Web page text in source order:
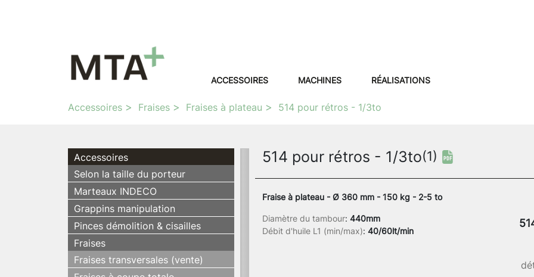
ACCESSOIRES MACHINES RÉALISATIONS
Accessoires Fraises Fraises à plateau 514 pour rétros - 1/3to
Accessoires
Selon la taille du porteur
Marteaux INDECO
Grappins manipulation
Pinces démolition & cisailles
Fraises
Fraises transversales (vente)
514 pour rétros - 1/3to(1)
Fraise à plateau - Ø 360 mm - 150 kg - 2-5 to
Diamètre du tambour: 440mm
Débit d'huile L1 (min/max): 40/60lt/min